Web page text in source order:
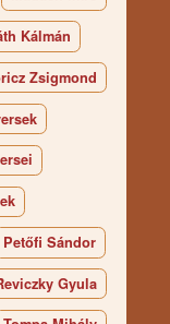
Kálmán
Zsigmond
Petőfi Sándor
Gyula